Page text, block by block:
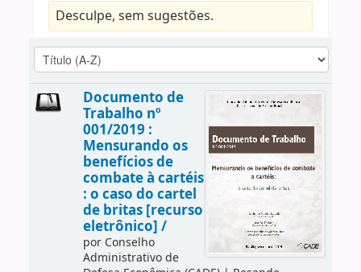
Desculpe, sem sugestões.
Documento de
Trabalho nº
001/2019 :
Mensurando os
benefícios de
combate à cartéis
: o caso do cartel
de britas [recurso
eletrônico] /
por Conselho
Administrativo de